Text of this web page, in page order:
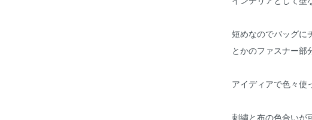
短めなのでバッグに
とかのファスナー部
アイディアで色々使
刺繍と布の色合いが